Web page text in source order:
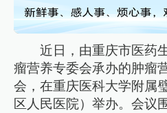
近日，由重庆市医药
瘤营养专委会承办的肿瘤
会，在重庆医科大学附属
区人民医院）举办。会议